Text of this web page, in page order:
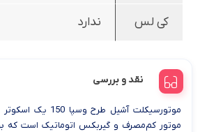
کی لس ندارد
نقد و بررسی
موتورسیکلت آشیل
موتور کم‌مصرف و گیربکس اتوماتیک است که